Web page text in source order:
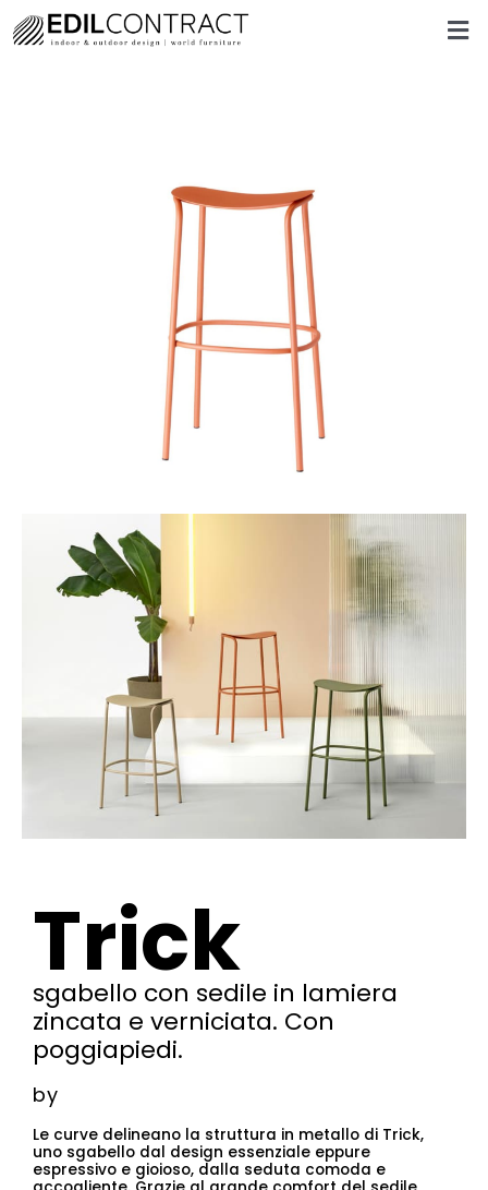
Trick
sgabello con sedile in lamiera
zincata e verniciata. Con
poggiapiedi.
by
Le curve delineano la struttura in metallo di Trick,
uno sgabello dal design essenziale eppure
espressivo e gioioso, dalla seduta comoda e